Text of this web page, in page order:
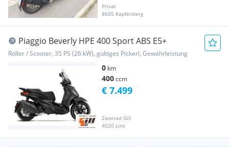
Privat
8605 Kapfenberg
Piaggio Beverly HPE 400 Sport ABS E5+
Roller / Scooter, 35 PS (26 kW), gültiges Pickerl, Gewährleistung
0 km
400ccm
Zweirad Gill
4020 Linz
€ 7.499